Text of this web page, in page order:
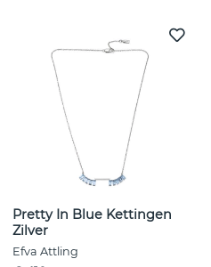
Pretty In Blue Kettingen
Zilver
Efva Attling